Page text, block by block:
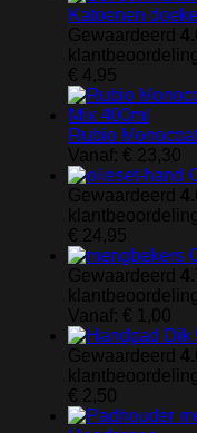
Katoenen
Gewaardeerd
€ 4,95
Rubio
Vanaf: € 23,30
Gewaardeerd
€ 24,95
Gewaardeerd
Vanaf: € 1,00
Gewaardeerd
€ 2,50